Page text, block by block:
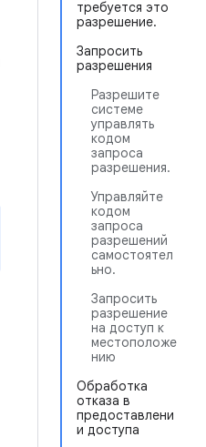
требуется это
разрешение.
Запросить
разрешения
Разрешите
системе
управлять
кодом
запроса
разрешения.
Управляйте
кодом
запроса
разрешений
самостоятел
ьно.
Запросить
разрешение
на доступ к
местоположе
нию
Обработка
отказа в
предоставлени
и доступа